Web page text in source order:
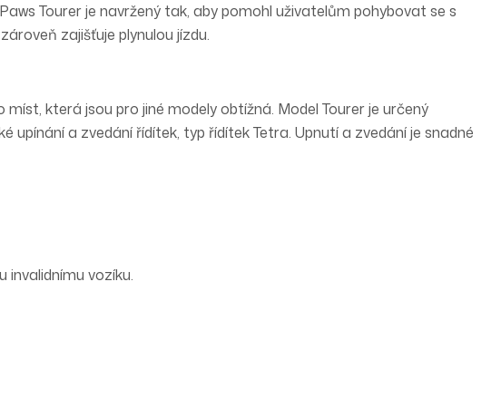
Paws Tourer je navržený tak, aby pomohl uživatelům pohybovat se s
zajišťuje plynulou jízdu.
která jsou pro jiné modely obtížná. Model Tourer je určený
upínání a zvedání řídítek, typ řídítekTetra. Upnutí a zvedání je snadné
invalidnímu vozíku.